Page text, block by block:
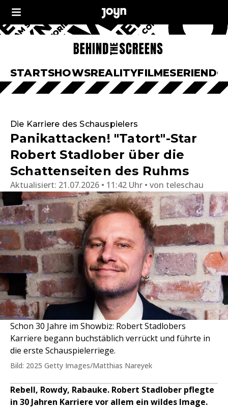
STARTSHOWSREALITYFILMESERIEN
Die Karriere des Schauspielers
Panikattacken! "Tatort"-Star
Robert Stadlober über die
Schattenseiten des Ruhms
Aktualisiert: 21.07.2026 • 11:42 Uhr von teleschau
Schon 30 Jahre im Showbiz: Robert Stadlobers
Karriere begann buchstäblich verrückt und führte in
die erste Schauspielerriege.
Bild: 2025 Getty Images/Matthias Nareyek
Rebell, Rowdy, Rabauke. Robert Stadlober pflegte
in 30 Jahren Karriere vor allem ein wildes Image.